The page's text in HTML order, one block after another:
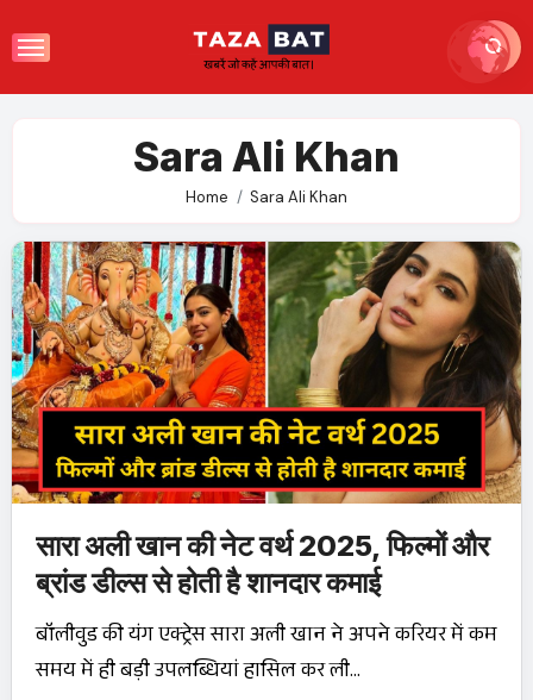
to
Sara Ali Khan
Home Sara Ali Khan
सारा अली खान की नेट वर्थ 2025, फिल्मों और
ब्रांड डील्स से होती है शानदार कमाई
बॉलीवुड की यंग एक्ट्रेस सारा अली खान ने अपने करियर में कम
समय में ही बड़ी उपलब्धियां हासिल कर ली…